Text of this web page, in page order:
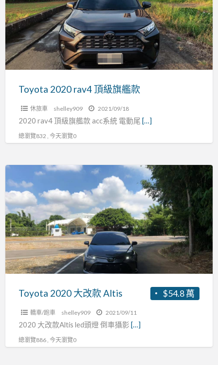
頂
級
旗
艦
款
Toyota 2020 rav4 頂級旗艦款
休旅車 shelley909 2021/09/18
2020 rav4 頂級旗艦款 acc系統 電動尾 […]
總瀏覽832 , 今天瀏覽0
Toyota
2020
改
款
Altis
$54.8 萬
Toyota 2020 大改款 Altis
轎車/跑車 shelley909 2021/09/11
2020 大改款Altis led頭燈 倒車攝影 […]
總瀏覽886 , 今天瀏覽0